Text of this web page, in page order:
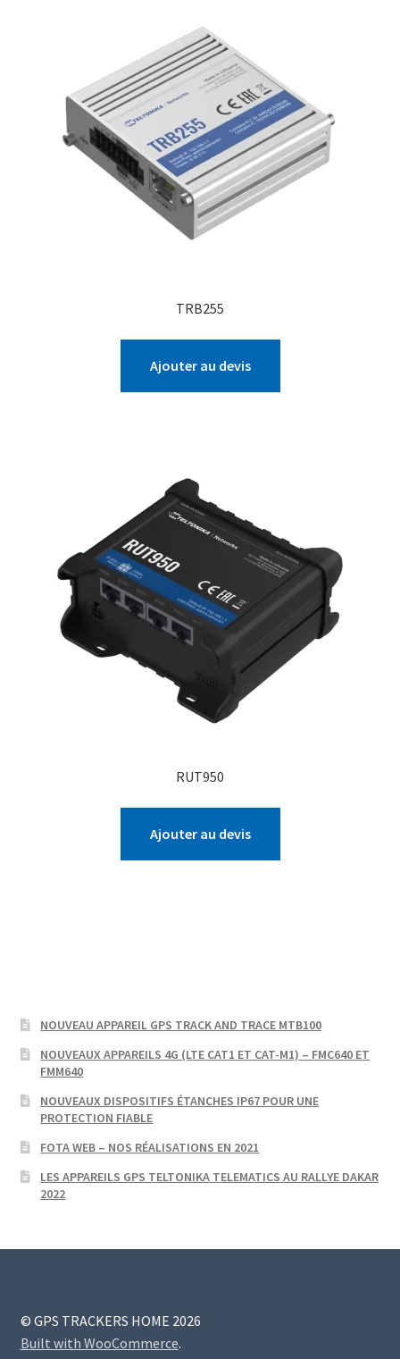
TRB255
Ajouter au devis
RUT950
Ajouter au devis
NOUVEAU APPAREIL GPS TRACK AND TRACE MTB100
NOUVEAUX APPAREILS 4G (LTE CAT1 ET CAT-M1) – FMC640 ET
FMM640
NOUVEAUX DISPOSITIFS ÉTANCHES IP67 POUR UNE
PROTECTION FIABLE
FOTA WEB – NOS RÉALISATIONS EN 2021
LES APPAREILS GPS TELTONIKA TELEMATICS AU RALLYE DAKAR
2022
© GPS TRACKERS HOME 2026
Built with WooCommerce.